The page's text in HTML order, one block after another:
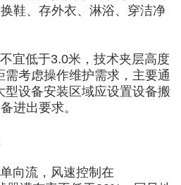
鞋、存外衣、淋浴、穿洁净
宜低于3.0米，技术夹层高度
考虑操作维护需求，主要通
设备安装区域应设置设备搬
进出要求。
向流，风速控制在